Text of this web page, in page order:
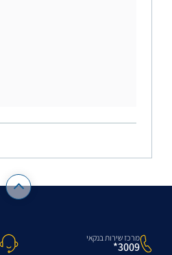
מרכז שירות בנקאי
3009*